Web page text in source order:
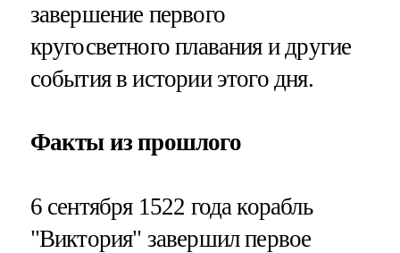
завершение первого
кругосветного плавания и другие
события в истории этого дня.
Факты из прошлого
6 сентября 1522 года корабль
"Виктория" завершил первое